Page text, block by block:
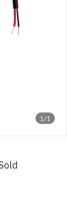
1/1